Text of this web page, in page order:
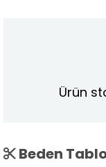
Ürün
Beden